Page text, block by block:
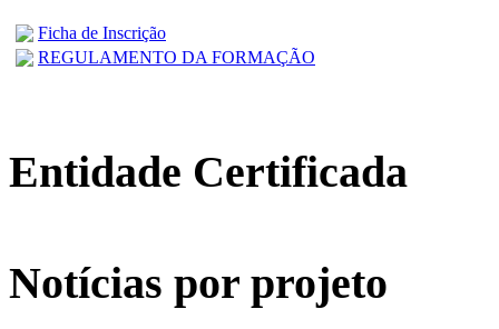
Ficha de Inscrição
REGULAMENTO DA FORMAÇÃO
Entidade Certificada
Notícias por projeto